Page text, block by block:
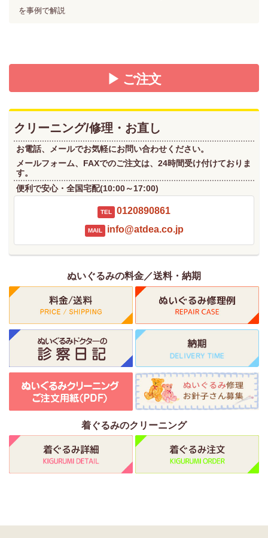
を事例で解説
▶ ご注文
クリーニング/修理・お直し
お電話、メールでお気軽にお問い合わせください。
メールフォーム、FAXでのご注文は、24時間受け付けておりま
す。
便利で安心・全国宅配(10:00～17:00)
TEL 0120890861
MAIL info@atdea.co.jp
ぬいぐるみの料金／送料・納期
着ぐるみのクリーニング